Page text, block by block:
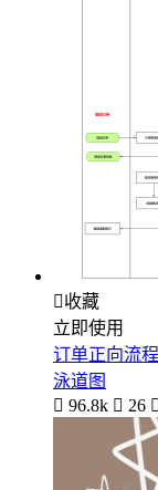
收藏
立即使用
订单正向流
泳道图
 96.8k  26 